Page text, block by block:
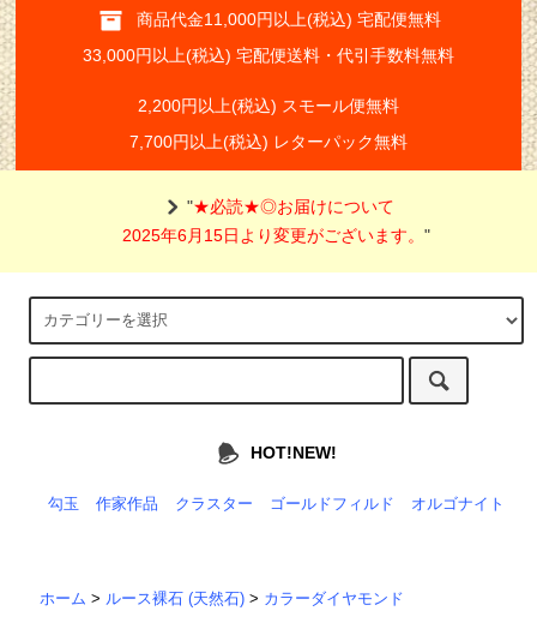
商品代金11,000円以上(税込) 宅配便無料
33,000円以上(税込) 宅配便送料・代引手数料無料
2,200円以上(税込) スモール便無料
7,700円以上(税込) レターパック無料
"★必読★◎お届けについて
2025年6月15日より変更がございます。"
HOT!NEW!
勾玉 作家作品 クラスター ゴールドフィルド オルゴナイト
ホーム > ルース裸石 (天然石) > カラーダイヤモンド